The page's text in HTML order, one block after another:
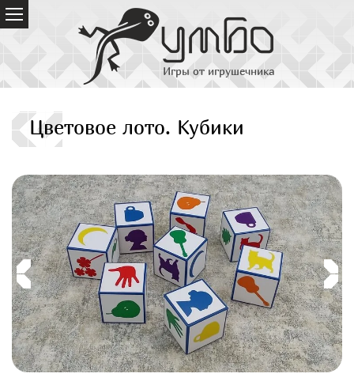
Игры от игрушечника
Цветовое лото. Кубики